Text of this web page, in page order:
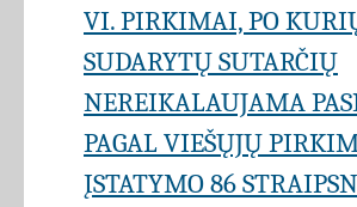
VI. PIRKIMAI, PO
SUDARYTŲ SUTARČIŲ
NEREIKALAUJAMA
PAGAL VIEŠŲJŲ
ĮSTATYMO 86